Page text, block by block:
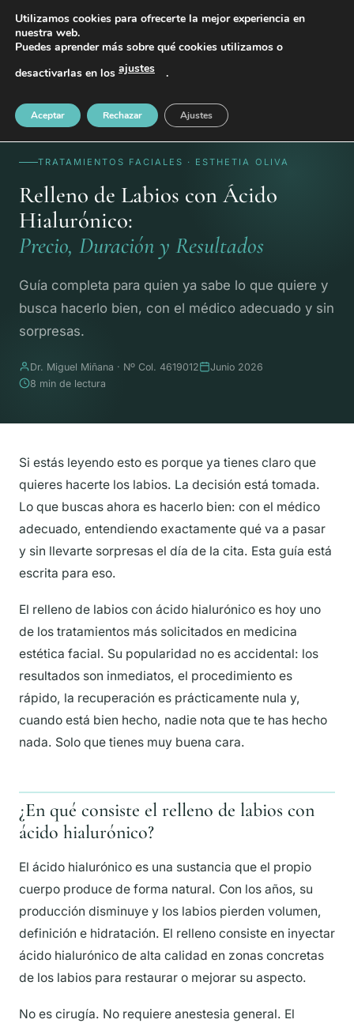
PIDE TU CITA AL TELÉFONO 637 42 97 25
TRATAMIENTOS FACIALES · ESTHETIA OLIVA
Relleno de Labios con Ácido
Hialurónico:
Precio, Duración y Resultados
Guía completa para quien ya sabe lo que quiere y
busca hacerlo bien, con el médico adecuado y sin
sorpresas.
Dr. Miguel Miñana · Nº Col. 4619012
Junio 2026
8 min de lectura
Si estás leyendo esto es porque ya tienes claro que
quieres hacerte los labios. La decisión está tomada.
Lo que buscas ahora es hacerlo bien: con el médico
adecuado, entendiendo exactamente qué va a pasar
y sin llevarte sorpresas el día de la cita. Esta guía está
escrita para eso.
El relleno de labios con ácido hialurónico es hoy uno
de los tratamientos más solicitados en medicina
estética facial. Su popularidad no es accidental: los
resultados son inmediatos, el procedimiento es
rápido, la recuperación es prácticamente nula y,
cuando está bien hecho, nadie nota que te has hecho
nada. Solo que tienes muy buena cara.
¿En qué consiste el relleno de labios con
ácido hialurónico?
El ácido hialurónico es una sustancia que el propio
cuerpo produce de forma natural. Con los años, su
producción disminuye y los labios pierden volumen,
definición e hidratación. El relleno consiste en inyectar
ácido hialurónico de alta calidad en zonas concretas
de los labios para restaurar o mejorar su aspecto.
No es cirugía. No requiere anestesia general. El
Utilizamos cookies para ofrecerte la mejor experiencia en
nuestra web.
Puedes aprender más sobre qué cookies utilizamos o
desactivarlas en los ajustes .
Aceptar Rechazar Ajustes